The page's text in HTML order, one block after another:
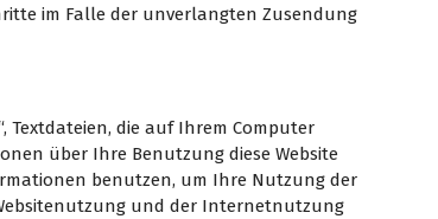
im Falle der unverlangten Zusendung
Textdateien, die auf Ihrem Computer
über Ihre Benutzung diese Website
benutzen, um Ihre Nutzung der
und der Internetnutzung